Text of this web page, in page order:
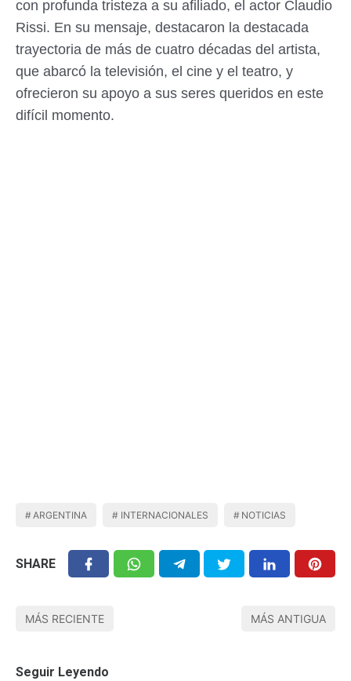
con profunda tristeza a su afiliado, el actor Claudio
Rissi. En su mensaje, destacaron la destacada
trayectoria de más de cuatro décadas del artista,
que abarcó la televisión, el cine y el teatro, y
ofrecieron su apoyo a sus seres queridos en este
difícil momento.
ARGENTINA INTERNACIONALES NOTICIAS
SHARE
MÁS RECIENTE MÁS ANTIGUA
Seguir Leyendo